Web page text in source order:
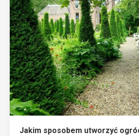
Jakim sposobem utworzyć